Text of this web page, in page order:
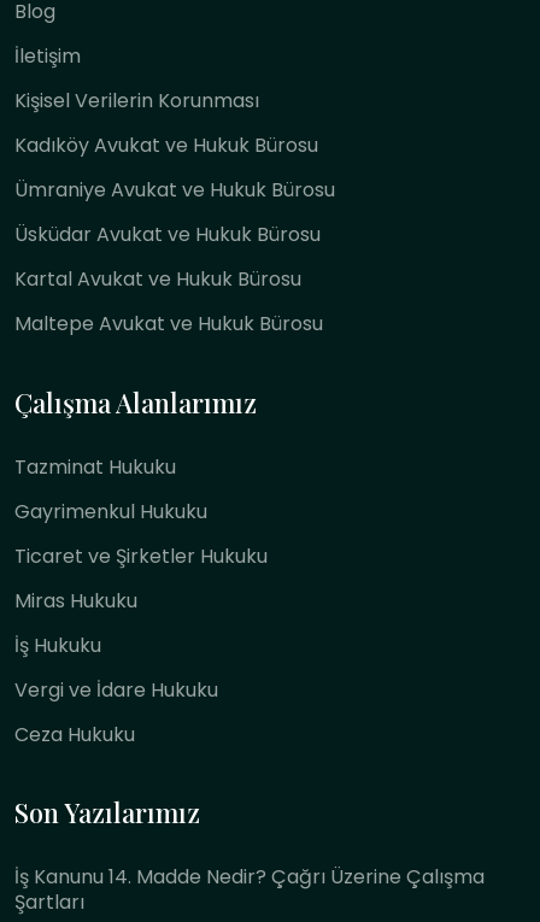
Blog
İletişim
Kişisel Verilerin Korunması
Kadıköy Avukat ve Hukuk Bürosu
Ümraniye Avukat ve Hukuk Bürosu
Üsküdar Avukat ve Hukuk Bürosu
Kartal Avukat ve Hukuk Bürosu
Maltepe Avukat ve Hukuk Bürosu
Çalışma Alanlarımız
Tazminat Hukuku
Gayrimenkul Hukuku
Ticaret ve Şirketler Hukuku
Miras Hukuku
İş Hukuku
Vergi ve İdare Hukuku
Ceza Hukuku
Son Yazılarımız
İş Kanunu 14. Madde Nedir? Çağrı Üzerine Çalışma
Şartları